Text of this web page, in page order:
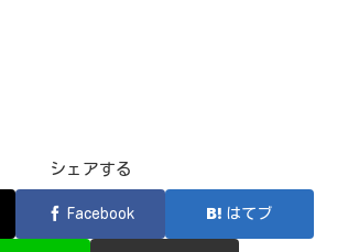
シェアする
Facebook はてブ